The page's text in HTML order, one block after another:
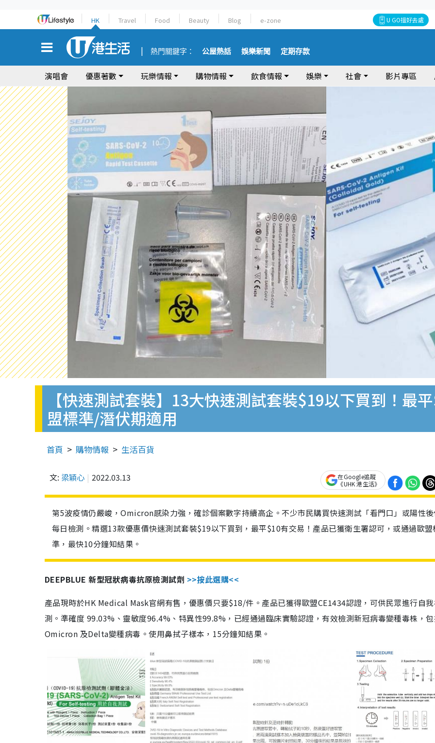
HK Travel Food Beauty Blog e-zone U GO搵好去處
熱門關鍵字： 公屋熱話 娛樂新聞 定期存款
演唱會 優惠著數 玩樂情報 購物情報 飲食情報 娛樂 社會 影片專區
【快速測試套裝】13大快速測試套裝$19以下買到！最
盟標準/潛伏期適用
首頁 購物情報 生活百貨
文: 梁穎心 2022.03.13
在Google追蹤
《UHK 港生活》
第5波疫情仍嚴峻，Omicron感染力強，確診個案數字持續高企。不少市民購買快速測試「看門口」或陽性
每日檢測。精選13款優惠價快速測試套裝$19以下買到，最平$10有交易！產品已獲衛生署認可，或通過歐盟
準，最快10分鐘知結果。
DEEPBLUE 新型冠狀病毒抗原檢測試劑 >>按此選購<<
產品現時於HK Medical Mask官網有售，優惠價只要$18/件。產品已獲得歐盟CE1434認證，可供民眾進行自
測。準確度 99.03%、靈敏度96.4%、特異性99.8%，已經通過臨床實驗認證，有效檢測新冠病毒變種毒株，
Omicron 及Delta變種病毒。使用鼻拭子樣本，15分鐘知結果。